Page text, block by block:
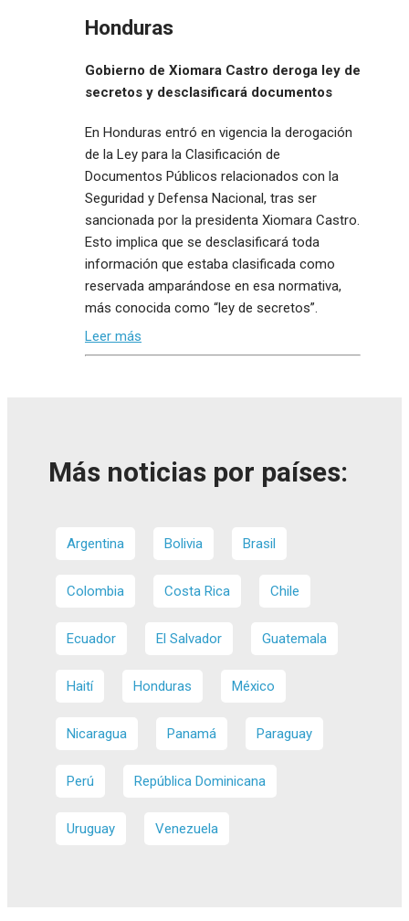
Honduras
Gobierno de Xiomara Castro deroga ley de
secretos y desclasificará documentos
En Honduras entró en vigencia la derogación
de la Ley para la Clasificación de
Documentos Públicos relacionados con la
Seguridad y Defensa Nacional, tras ser
sancionada por la presidenta Xiomara Castro.
Esto implica que se desclasificará toda
información que estaba clasificada como
reservada amparándose en esa normativa,
más conocida como “ley de secretos”.
Leer más
Más noticias por países:
Argentina Bolivia Brasil
Colombia Costa Rica Chile
Ecuador El Salvador Guatemala
Haití Honduras México
Nicaragua Panamá Paraguay
Perú República Dominicana
Uruguay Venezuela